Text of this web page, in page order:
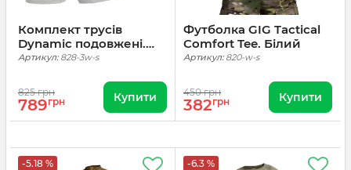
Комплект трусів
Dynamic подовжені.
Білий, 3 шт
Артикул:828-3w-s
825 грн
789грн Купити
Футболка GIG Tactical
Comfort Tee. Білий
Артикул:820-w-s
450 грн
382грн Купити
-5.18 % -6.3 %